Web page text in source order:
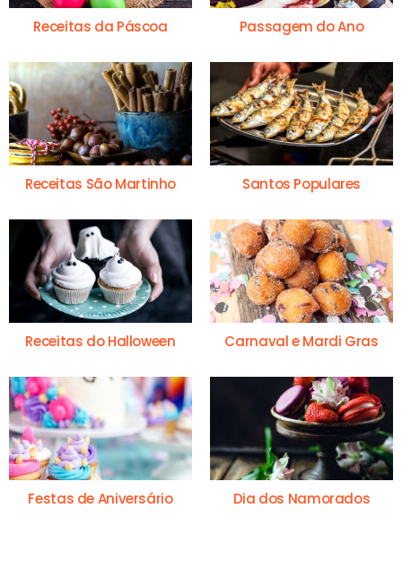
Receitas da Páscoa Passagem do Ano
Receitas São Martinho Santos Populares
Receitas do Halloween Carnaval e Mardi Gras
Festas de Aniversário Dia dos Namorados